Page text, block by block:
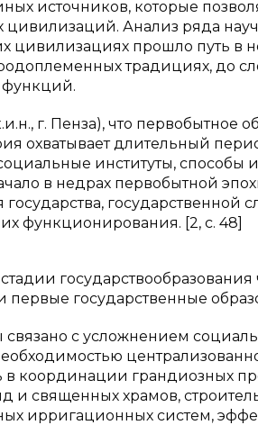
источников, которые
Анализ ряда
цивилизациях прошло путь в
традициях, до
функций.
г. Пенза), что первобытное
охватывает длительный
институты, способы
в недрах первобытной
государственной
функционирования. [2, с. 48]
государствообразования
первые государственные
с усложнением
в координации грандиозных
и священных храмов,
ирригационных систем,